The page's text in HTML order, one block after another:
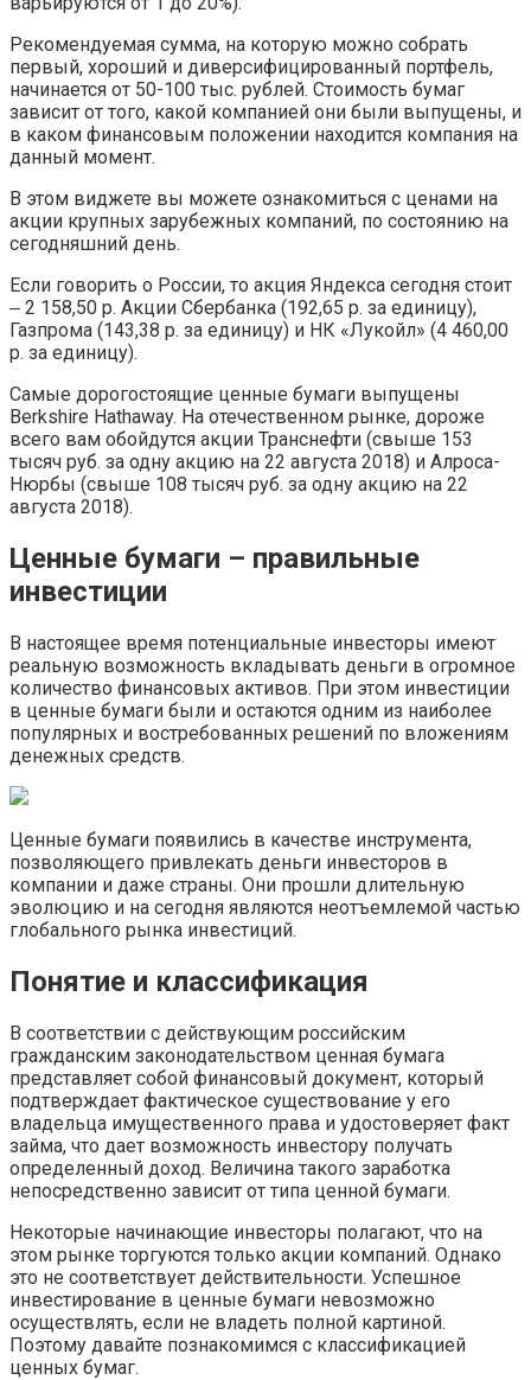
Рекомендуемая сумма, на которую можно собрать
первый, хороший и диверсифицированный портфель,
начинается от 50-100 тыс. рублей. Стоимость бумаг
зависит от того, какой компанией они были выпущены, и
в каком финансовым положении находится компания на
данный момент.
В этом виджете вы можете ознакомиться с ценами на
акции крупных зарубежных компаний, по состоянию на
сегодняшний день.
Если говорить о России, то акция Яндекса сегодня стоит
‒ 2 158,50 р. Акции Сбербанка (192,65 р. за единицу),
Газпрома (143,38 р. за единицу) и НК «Лукойл» (4 460,00
р. за единицу).
Самые дорогостоящие ценные бумаги выпущены
Berkshire Hathaway. На отечественном рынке, дороже
всего вам обойдутся акции Транснефти (свыше 153
тысяч руб. за одну акцию на 22 августа 2018) и Алроса-
Нюрбы (свыше 108 тысяч руб. за одну акцию на 22
августа 2018).
Ценные бумаги – правильные
инвестиции
В настоящее время потенциальные инвесторы имеют
реальную возможность вкладывать деньги в огромное
количество финансовых активов. При этом инвестиции
в ценные бумаги были и остаются одним из наиболее
популярных и востребованных решений по вложениям
денежных средств.
Ценные бумаги появились в качестве инструмента,
позволяющего привлекать деньги инвесторов в
компании и даже страны. Они прошли длительную
эволюцию и на сегодня являются неотъемлемой частью
глобального рынка инвестиций.
Понятие и классификация
В соответствии с действующим российским
гражданским законодательством ценная бумага
представляет собой финансовый документ, который
подтверждает фактическое существование у его
владельца имущественного права и удостоверяет факт
займа, что дает возможность инвестору получать
определенный доход. Величина такого заработка
непосредственно зависит от типа ценной бумаги.
Некоторые начинающие инвесторы полагают, что на
этом рынке торгуются только акции компаний. Однако
это не соответствует действительности. Успешное
инвестирование в ценные бумаги невозможно
осуществлять, если не владеть полной картиной.
Поэтому давайте познакомимся с классификацией
ценных бумаг.